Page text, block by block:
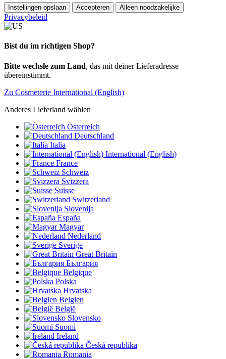
Instellingen opslaan Accepteren Alleen noodzakelijke
Privacybeleid
Bist du im richtigen Shop?
Bitte wechsle zum Land, das mit deiner Lieferadresse
übereinstimmt.
Zu Cosmeterie International (English)
Anderes Lieferland wählen
Österreich
Deutschland
Italia
International (English)
France
Schweiz
Svizzera
Suisse
Switzerland
Slovenija
España
Magyar
Nederland
Sverige
Great Britain
България
Belgique
Polska
Hrvatska
Belgien
België
Slovensko
Suomi
Ireland
Česká republika
Romania